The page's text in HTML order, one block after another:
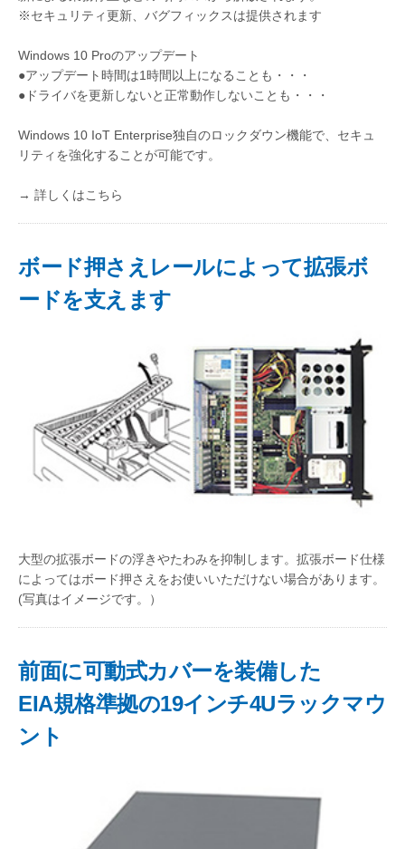
※セキュリティ更新、バグフィックスは提供されます
Windows 10 Proのアップデート
●アップデート時間は1時間以上になることも・・・
●ドライバを更新しないと正常動作しないことも・・・
Windows 10 IoT Enterprise独自のロックダウン機能で、セキュ
リティを強化することが可能です。
→ 詳しくはこちら
ボード押さえレールによって拡張ボ
ードを支えます
大型の拡張ボードの浮きやたわみを抑制します。拡張ボード仕様
によってはボード押さえをお使いいただけない場合があります。
(写真はイメージです。）
前面に可動式カバーを装備した
EIA規格準拠の19インチ4Uラックマウ
ント